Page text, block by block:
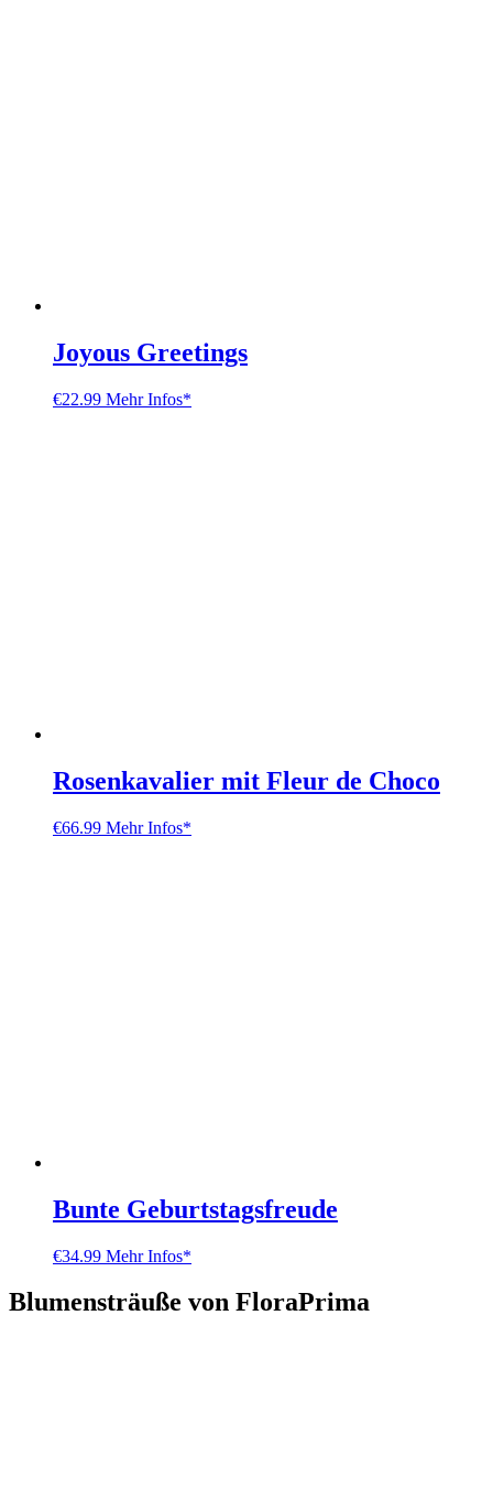
Joyous Greetings
€22.99 Mehr Infos*
Rosenkavalier mit Fleur de Choco
€66.99 Mehr Infos*
Bunte Geburtstagsfreude
€34.99 Mehr Infos*
Blumensträuße von FloraPrima